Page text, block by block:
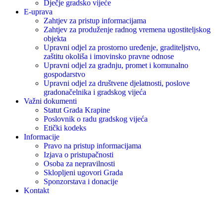
Dječje gradsko vijeće
E-uprava
Zahtjev za pristup informacijama
Zahtjev za produženje radnog vremena ugostiteljskog
objekta
Upravni odjel za prostorno uređenje, graditeljstvo,
zaštitu okoliša i imovinsko pravne odnose
Upravni odjel za gradnju, promet i komunalno
gospodarstvo
Upravni odjel za društvene djelatnosti, poslove
gradonačelnika i gradskog vijeća
Važni dokumenti
Statut Grada Krapine
Poslovnik o radu gradskog vijeća
Etički kodeks
Informacije
Pravo na pristup informacijama
Izjava o pristupačnosti
Osoba za nepravilnosti
Sklopljeni ugovori Grada
Sponzorstava i donacije
Kontakt